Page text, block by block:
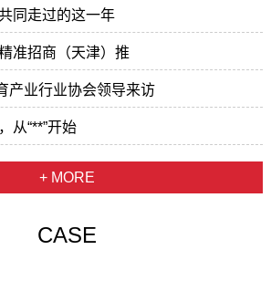
同走过的这一年
准招商（天津）推
产业行业协会领导来访
从“**”开始
+ MORE
CASE